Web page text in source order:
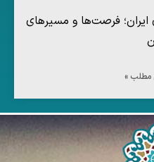
ایران؛ فرصت‌ها و مسیرهای
مطلب »